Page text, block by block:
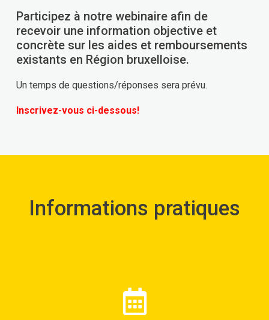
Participez à notre webinaire afin de
recevoir une information objective et
concrète sur les aides et remboursements
existants en Région bruxelloise.
Un temps de questions/réponses sera prévu.
Inscrivez-vous ci-dessous!
Informations pratiques